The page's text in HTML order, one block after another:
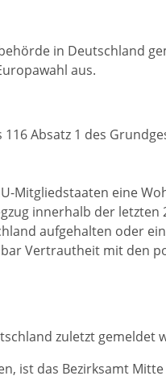
in Deutschland
aus.
Absatz 1 des
Mitgliedstaaten eine
innerhalb der
aufgehalten oder
Vertrautheit mit den
zuletzt gemeldet
ist das Bezirksamt